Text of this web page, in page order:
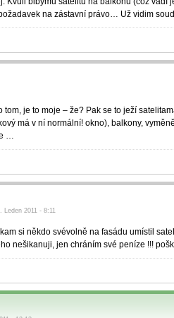
na zástavní právo… Už vidim
tom, je to moje – že? Pak se to ježí
má v ní normální! okno), balkony,
…
Leden 2011 - 8:11
si někdo svévolně na fasádu umístil
nešikanuji, jen chráním své peníze !!!